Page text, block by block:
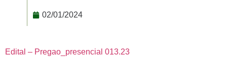
02/01/2024
Edital – Pregao_presencial 013.23